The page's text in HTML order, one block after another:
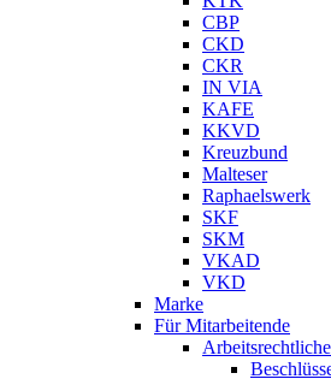
CBP
CKD
CKR
IN VIA
KAFE
KKVD
Kreuzbund
Malteser
Raphaelswerk
SKF
SKM
VKAD
VKD
Marke
Für Mitarbeitende